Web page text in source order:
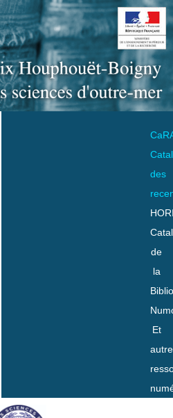
des
de
la
Et